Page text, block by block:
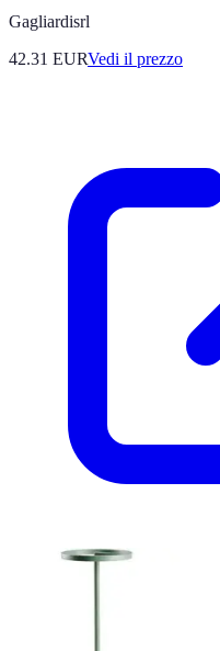
Gagliardisrl
42.31 EURVedi il prezzo